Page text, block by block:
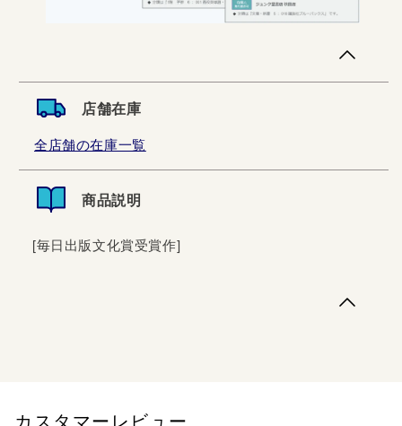
店舗在庫
全店舗の在庫一覧
商品説明
[毎日出版文化賞受賞作]
カスタマーレビュー